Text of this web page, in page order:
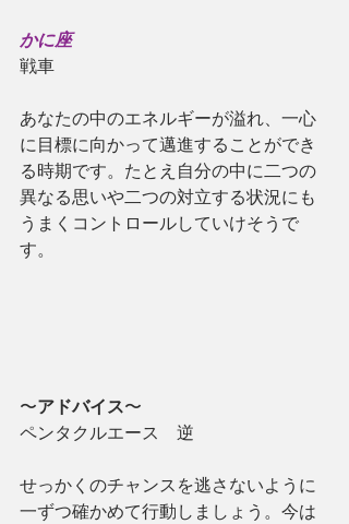
かに座
戦車
あなたの中のエネルギーが溢れ、一心
に目標に向かって邁進することができ
る時期です。たとえ自分の中に二つの
異なる思いや二つの対立する状況にも
うまくコントロールしていけそうで
す。
〜アドバイス〜
ペンタクルエース　逆
せっかくのチャンスを逃さないように
一ずつ確かめて行動しましょう。今は